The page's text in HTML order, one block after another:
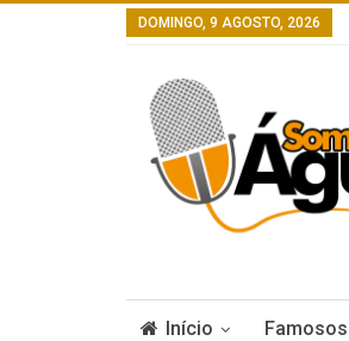
DOMINGO, 9 AGOSTO, 2026
Início Famosos